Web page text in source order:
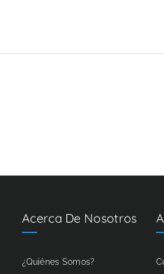
Acerca De Nosotros
¿Quiénes Somos?